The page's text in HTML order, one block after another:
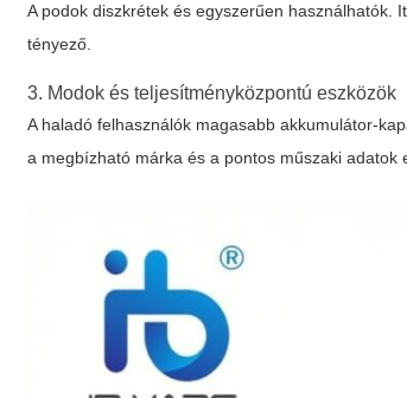
A podok diszkrétek és egyszerűen használhatók.
tényező.
3. Modok és teljesítményközpontú eszközök
A haladó felhasználók magasabb akkumulátor-
a megbízható márka és a pontos műszaki adatok